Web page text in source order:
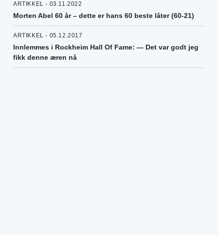
ARTIKKEL - 03.11.2022
Morten Abel 60 år – dette er hans 60 beste låter (60-21)
ARTIKKEL - 05.12.2017
Innlemmes i Rockheim Hall Of Fame: — Det var godt jeg
fikk denne æren nå